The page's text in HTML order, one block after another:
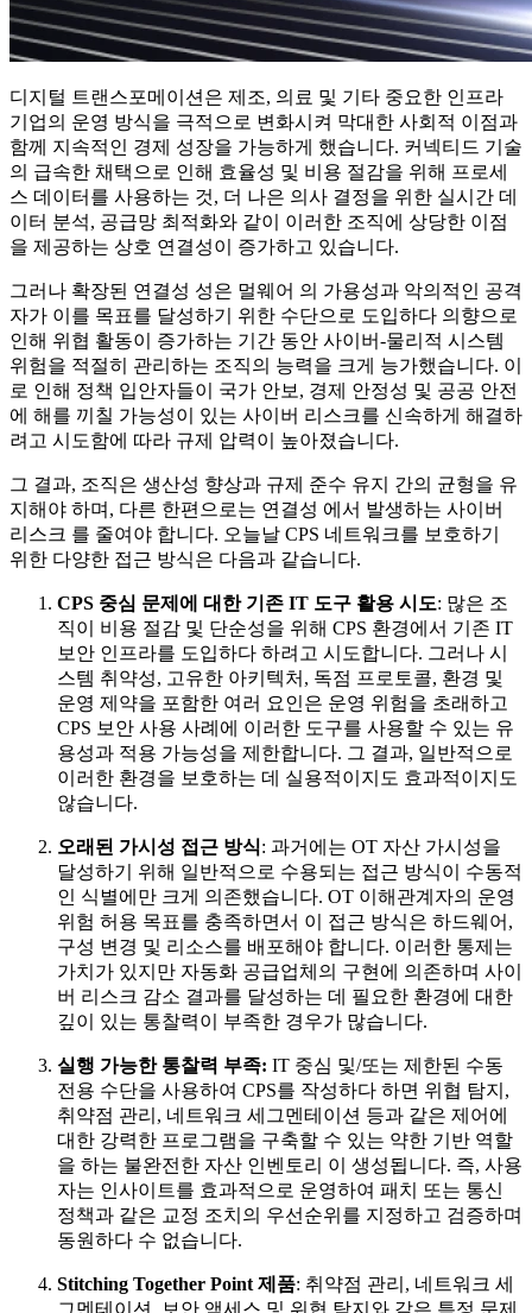
디지털 트랜스포메이션은 제조, 의료 및 기타 중요한 인프라
기업의 운영 방식을 극적으로 변화시켜 막대한 사회적 이점과
함께 지속적인 경제 성장을 가능하게 했습니다. 커넥티드 기술
의 급속한 채택으로 인해 효율성 및 비용 절감을 위해 프로세
스 데이터를 사용하는 것, 더 나은 의사 결정을 위한 실시간 데
이터 분석, 공급망 최적화와 같이 이러한 조직에 상당한 이점
을 제공하는 상호 연결성이 증가하고 있습니다.
그러나 확장된 연결성 성은 멀웨어 의 가용성과 악의적인 공격
자가 이를 목표를 달성하기 위한 수단으로 도입하다 의향으로
인해 위협 활동이 증가하는 기간 동안 사이버-물리적 시스템
위험을 적절히 관리하는 조직의 능력을 크게 능가했습니다. 이
로 인해 정책 입안자들이 국가 안보, 경제 안정성 및 공공 안전
에 해를 끼칠 가능성이 있는 사이버 리스크를 신속하게 해결하
려고 시도함에 따라 규제 압력이 높아졌습니다.
그 결과, 조직은 생산성 향상과 규제 준수 유지 간의 균형을 유
지해야 하며, 다른 한편으로는 연결성 에서 발생하는 사이버
리스크 를 줄여야 합니다. 오늘날 CPS 네트워크를 보호하기
위한 다양한 접근 방식은 다음과 같습니다.
CPS 중심 문제에 대한 기존 IT 도구 활용 시도: 많은 조
직이 비용 절감 및 단순성을 위해 CPS 환경에서 기존 IT
보안 인프라를 도입하다 하려고 시도합니다. 그러나 시
스템 취약성, 고유한 아키텍처, 독점 프로토콜, 환경 및
운영 제약을 포함한 여러 요인은 운영 위험을 초래하고
CPS 보안 사용 사례에 이러한 도구를 사용할 수 있는 유
용성과 적용 가능성을 제한합니다. 그 결과, 일반적으로
이러한 환경을 보호하는 데 실용적이지도 효과적이지도
않습니다.
오래된 가시성 접근 방식: 과거에는 OT 자산 가시성을
달성하기 위해 일반적으로 수용되는 접근 방식이 수동적
인 식별에만 크게 의존했습니다. OT 이해관계자의 운영
위험 허용 목표를 충족하면서 이 접근 방식은 하드웨어,
구성 변경 및 리소스를 배포해야 합니다. 이러한 통제는
가치가 있지만 자동화 공급업체의 구현에 의존하며 사이
버 리스크 감소 결과를 달성하는 데 필요한 환경에 대한
깊이 있는 통찰력이 부족한 경우가 많습니다.
실행 가능한 통찰력 부족: IT 중심 및/또는 제한된 수동
전용 수단을 사용하여 CPS를 작성하다 하면 위협 탐지,
취약점 관리, 네트워크 세그멘테이션 등과 같은 제어에
대한 강력한 프로그램을 구축할 수 있는 약한 기반 역할
을 하는 불완전한 자산 인벤토리 이 생성됩니다. 즉, 사용
자는 인사이트를 효과적으로 운영하여 패치 또는 통신
정책과 같은 교정 조치의 우선순위를 지정하고 검증하며
동원하다 수 없습니다.
Stitching Together Point 제품: 취약점 관리, 네트워크 세